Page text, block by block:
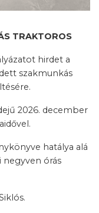
TRAKTOROS
hirdet a
szakmunkás
2026. december
hatálya alá
negyven órás